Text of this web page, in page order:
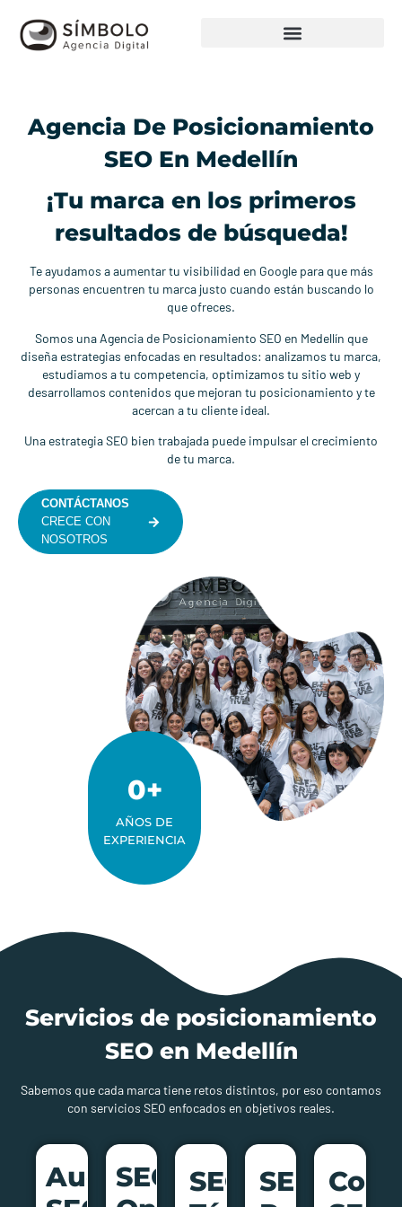
Agencia De Posicionamiento
SEO En Medellín
¡Tu marca en los primeros
resultados de búsqueda!
Te ayudamos a aumentar tu visibilidad en Google para que más
personas encuentren tu marca justo cuando están buscando lo
que ofreces.
Somos una Agencia de Posicionamiento SEO en Medellín que
diseña estrategias enfocadas en resultados: analizamos tu marca,
estudiamos a tu competencia, optimizamos tu sitio web y
desarrollamos contenidos que mejoran tu posicionamiento y te
acercan a tu cliente ideal.
Una estrategia SEO bien trabajada puede impulsar el crecimiento
de tu marca.
CONTÁCTANOS
CRECE CON
NOSOTROS
AÑOS DE
EXPERIENCIA
0+
Servicios de posicionamiento
SEO en Medellín
Sabemos que cada marca tiene retos distintos, por eso contamos
con servicios SEO enfocados en objetivos reales.
Auditoría
SEO
SEO
SEO